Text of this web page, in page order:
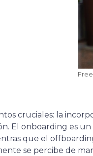
cruciales: la
El onboarding es
que el
se percibe de